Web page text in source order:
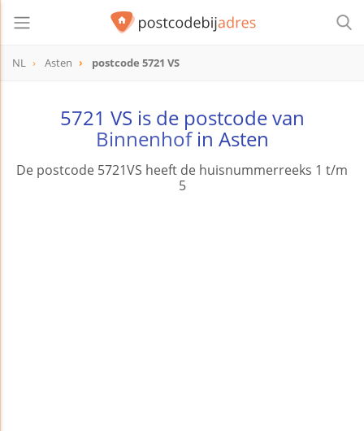
NL Asten postcode 5721 VS
5721 VS is de postcode van
Binnenhofin Asten
De postcode 5721VS heeft de huisnummerreeks 1 t/m
5